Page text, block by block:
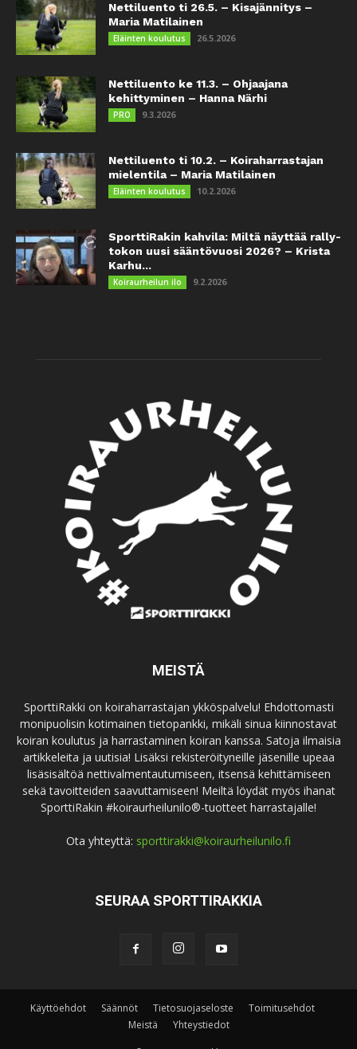
Nettiluento ti 26.5. – Kisajännitys –
Maria Matilainen
Eläinten koulutus 26.5.2026
Nettiluento ke 11.3. – Ohjaajana
kehittyminen – Hanna Närhi
PRO 9.3.2026
Nettiluento ti 10.2. – Koiraharrastajan
mielentila – Maria Matilainen
Eläinten koulutus 10.2.2026
SporttiRakin kahvila: Miltä näyttää rally-
tokon uusi sääntövuosi 2026? – Krista
Karhu...
Koiraurheilun ilo 9.2.2026
MEISTÄ
SporttiRakki on koiraharrastajan ykköspalvelu! Ehdottomasti
monipuolisin kotimainen tietopankki, mikäli sinua kiinnostavat
koiran koulutus ja harrastaminen koiran kanssa. Satoja ilmaisia
artikkeleita ja uutisia! Lisäksi rekisteröityneille jäsenille upeaa
lisäsisältöä nettivalmentautumiseen, itsensä kehittämiseen
sekä tavoitteiden saavuttamiseen! Meiltä löydät myös ihanat
SporttiRakin #koiraurheilunilo®-tuotteet harrastajalle!
Ota yhteyttä: sporttirakki@koiraurheilunilo.fi
SEURAA SPORTTIRAKKIA
Käyttöehdot Säännöt Tietosuojaseloste
Toimitusehdot
Meistä
Yhteystiedot